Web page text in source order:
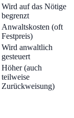
Wird auf das Nötige
begrenzt
Anwaltskosten (oft
Festpreis)
Wird anwaltlich
gesteuert
Höher (auch
teilweise
Zurückweisung)